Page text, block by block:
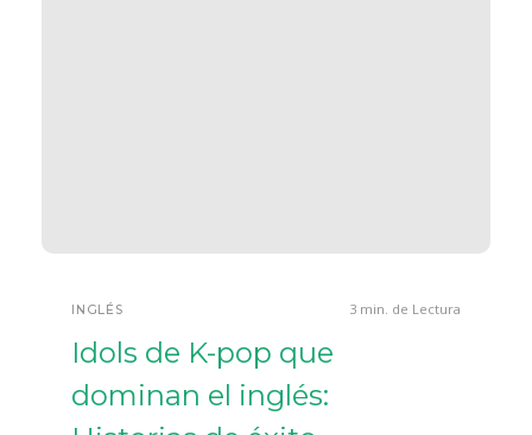
INGLÉS 3 min. de Lectura
Idols de K-pop que
dominan el inglés: